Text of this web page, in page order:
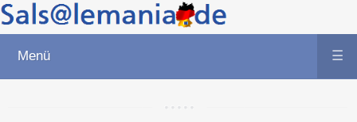
Menü ☰